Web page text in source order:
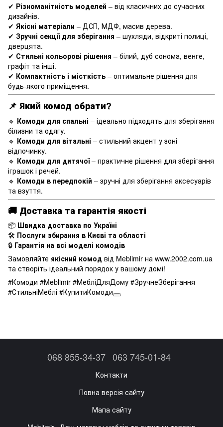
✔ Різноманітність моделей – від класичних до сучасних
дизайнів.
✔ Якісні матеріали – ДСП, МДФ, масив дерева.
✔ Зручні секції для зберігання – шухляди, відкриті полиці,
дверцята.
✔ Стильні кольорові рішення – білий, дуб сонома, венге,
графіт та інші.
✔ Компактність і місткість – оптимальне рішення для
будь-якого приміщення.
📌 Який комод обрати?
🔹 Комоди для спальні – ідеально підходять для зберігання
білизни та одягу.
🔹 Комоди для вітальні – стильний акцент у зоні
відпочинку.
🔹 Комоди для дитячої– практичне рішення для зберігання
іграшок і речей.
🔹 Комоди в передпокій – зручні для зберігання аксесуарів
та взуття.
🚚 Доставка та гарантія якості
📦 Швидка доставка по Україні
🛠 Послуги збирання в Києві та області
🔒 Гарантія на всі моделі комодів
Замовляйте якісний комод від Meblimir на www.2002.com.ua
та створіть ідеальний порядок у вашому домі!
#Комоди #Meblimir #МебліДляДому #ЗручнеЗберігання
#СтильніМеблі #КупитиКомоди
068 855-34-37 063 745-01-84
Контакти
Повна версія сайту
Мапа сайту